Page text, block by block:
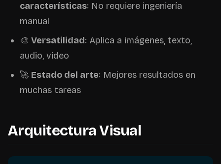
características: No requiere ingeniería
manual
🎨 Versatilidad: Aplica a imágenes, texto,
audio, video
🚀 Estado del arte: Mejores resultados en
muchas tareas
Arquitectura Visual